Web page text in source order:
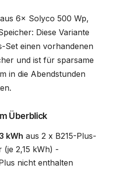
6× Solyco 500 Wp,
Diese Variante
Set einen vorhandenen
und ist für sparsame
in die Abendstunden
Überblick
kWh aus 2 x B215-Plus-
(je 2,15 kWh) -
nicht enthalten